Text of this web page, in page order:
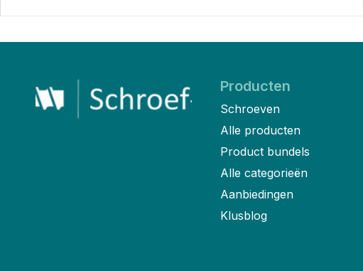
Producten
Schroeven
Alle producten
Product bundels
Alle categorieën
Aanbiedingen
Klusblog